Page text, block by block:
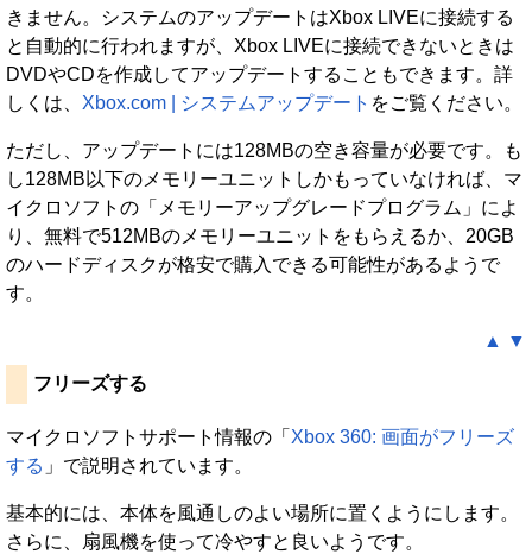
きません。システムのアップデートはXbox LIVEに接続する
と自動的に行われますが、Xbox LIVEに接続できないときは
DVDやCDを作成してアップデートすることもできます。詳
しくは、 Xbox.com | システムアップデート をご覧ください。
ただし、アップデートには128MBの空き容量が必要です。も
し128MB以下のメモリーユニットしかもっていなければ、マ
イクロソフトの「メモリーアップグレードプログラム」によ
り、無料で512MBのメモリーユニットをもらえるか、20GB
のハードディスクが格安で購入できる可能性があるようで
す。
▲ ▼
フリーズする
マイクロソフトサポート情報の「 Xbox 360: 画面がフリーズ
する 」で説明されています。
基本的には、本体を風通しのよい場所に置くようにします。
さらに、扇風機を使って冷やすと良いようです。